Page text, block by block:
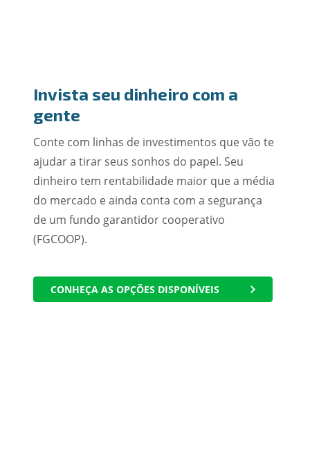
Invista seu dinheiro com a
gente
Conte com linhas de investimentos que vão te
ajudar a tirar seus sonhos do papel. Seu
dinheiro tem rentabilidade maior que a média
do mercado e ainda conta com a segurança
de um fundo garantidor cooperativo
(FGCOOP).
CONHEÇA AS OPÇÕES DISPONÍVEIS